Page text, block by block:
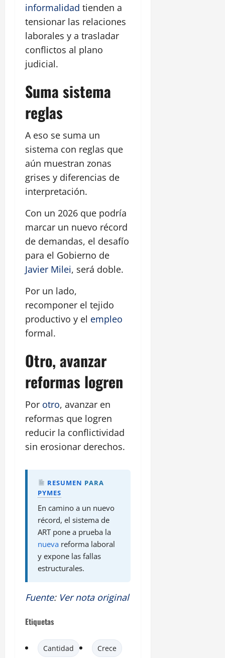
informalidad tienden a
tensionar las relaciones
laborales y a trasladar
conflictos al plano
judicial.
Suma sistema
reglas
A eso se suma un
sistema con reglas que
aún muestran zonas
grises y diferencias de
interpretación.
Con un 2026 que podría
marcar un nuevo récord
de demandas, el desafío
para el Gobierno de
Javier Milei, será doble.
Por un lado,
recomponer el tejido
productivo y el empleo
formal.
Otro, avanzar
reformas logren
Por otro, avanzar en
reformas que logren
reducir la conflictividad
sin erosionar derechos.
RESUMEN PARA
PYMES
En camino a un nuevo
récord, el sistema de
ART pone a prueba la
nueva reforma laboral
y expone las fallas
estructurales.
Fuente: Ver nota original
Etiquetas
Cantidad Crece